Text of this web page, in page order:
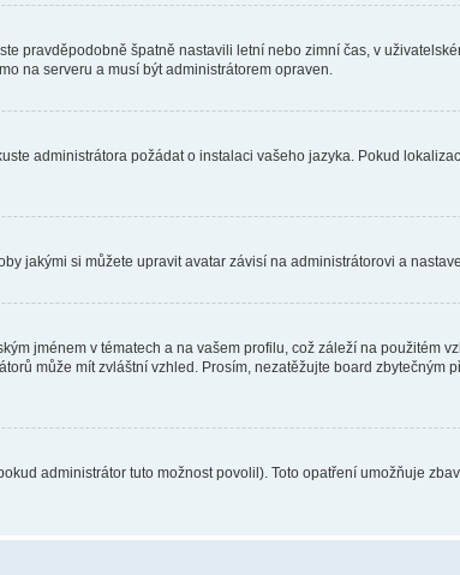
pravděpodobně špatně nastavili letní nebo zimní čas, v
na serveru a musí být administrátorem opraven.
administrátora požádat o instalaci vašeho jazyka. Pokud
jakými si můžete upravit avatar závisí na administrátorovi a
jménem v tématech a na vašem profilu, což záleží na použitém
může mít zvláštní vzhled. Prosím, nezatěžujte board
administrátor tuto možnost povolil). Toto opatření umožňuje